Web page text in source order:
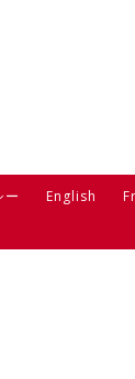
ー English